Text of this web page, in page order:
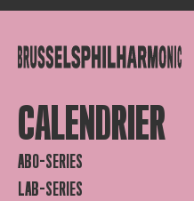
CALENDRIER
ABO-SERIES
LAB-SERIES